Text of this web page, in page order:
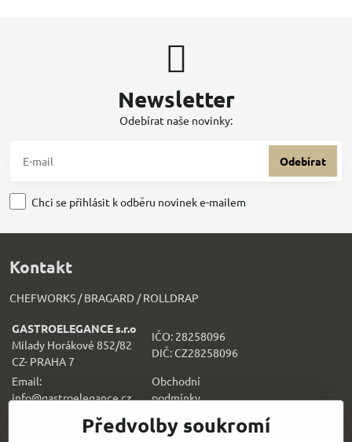
Newsletter
Odebírat naše novinky:
Odebírat
Chci se přihlásit k odběru novinek e-mailem
Kontakt
CHEFWORKS / BRAGARD / ROLLDRAP
GASTROELEGANCE s.r.o
Milady Horákové 852/82
CZ- PRAHA 7
IČO: 28258096
DIČ: CZ28258096
Email:
info@gastroelegance.cz
Obchodní
podmínky
Předvolby soukromí